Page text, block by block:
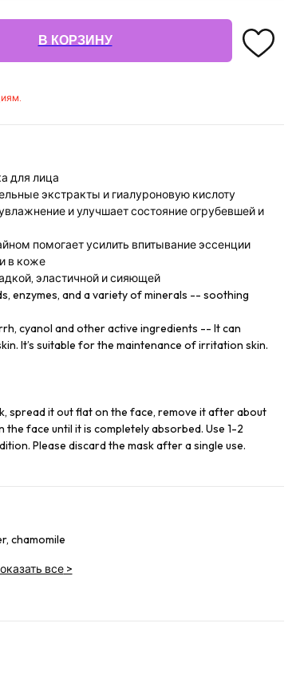
В КОРЗИНУ
для лица
экстракты и гиалуроновую кислоту
и улучшает состояние огрубевшей и
помогает усилить впитывание эссенции
в коже
эластичной и сияющей
enzymes, and a variety of minerals -- soothing
cyanol and other active ingredients -- It can
It’s suitable for the maintenance of irritation skin.
spread it out flat on the face, remove it after about
face until it is completely absorbed. Use 1-2
Please discard the mask after a single use.
chamomile
все>